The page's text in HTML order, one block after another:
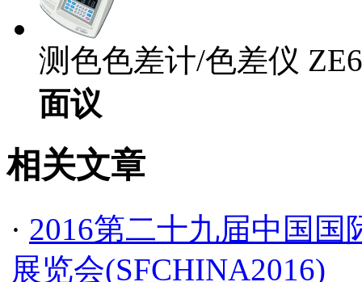
测色色差计/色差仪
面议
相关文章
· 2016第二十九届中国
展览会(SFCHINA2016)